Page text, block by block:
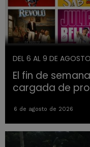
DEL 6 AL 9 DE AGOSTO
El fin de
cargada de
6 de agosto de 2026